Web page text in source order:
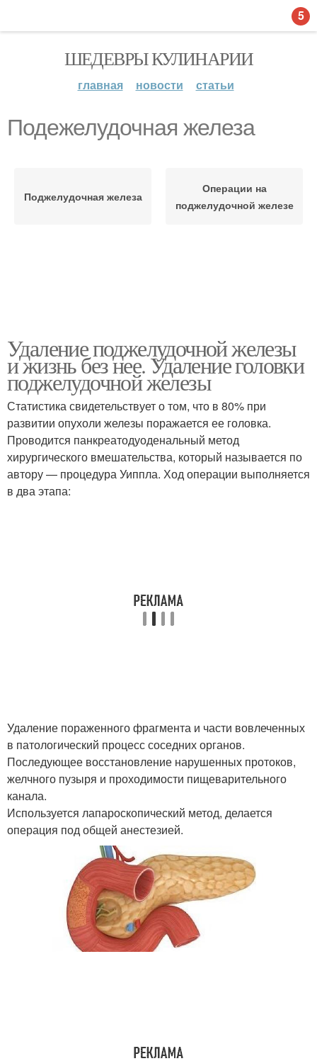
ШЕДЕВРЫ КУЛИНАРИИ
главная новости статьи
Подежелудочная железа
Поджелудочная железа
Операции на
поджелудочной железе
Удаление поджелудочной железы
и жизнь без нее. Удаление головки
поджелудочной железы
Статистика свидетельствует о том, что в 80% при
развитии опухоли железы поражается ее головка.
Проводится панкреатодуоденальный метод
хирургического вмешательства, который называется по
автору — процедура Уиппла. Ход операции выполняется
в два этапа:
Удаление пораженного фрагмента и части вовлеченных
в патологический процесс соседних органов.
Последующее восстановление нарушенных протоков,
желчного пузыря и проходимости пищеварительного
канала.
Используется лапароскопический метод, делается
операция под общей анестезией.
5